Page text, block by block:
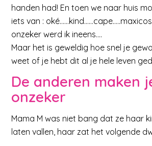
handen had! En toen we naar huis
iets van :
onzeker werd ik ineens….
Maar het is geweldig hoe snel je
weet of je hebt dit al je hele leven
De anderen maken
onzeker
Mama M was niet bang dat ze haar
laten vallen, haar zat het volgende